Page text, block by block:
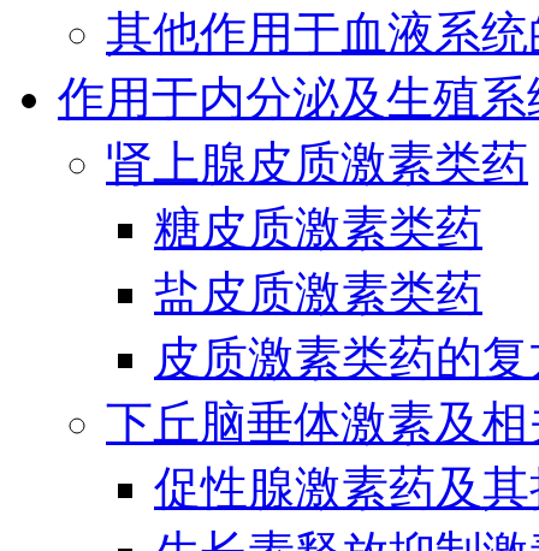
其他作用于血液系
作用于内分泌及生殖
肾上腺皮质激素类药
糖皮质激素类药
盐皮质激素类药
皮质激素类药的
下丘脑垂体激素及
促性腺激素药及